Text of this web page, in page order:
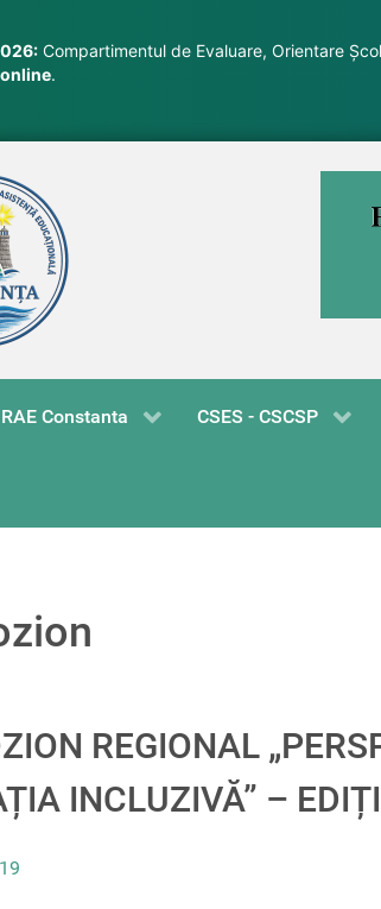
Compartimentul de Evaluare, Orientare
.
Constanta CSES - CSCSP
REGIONAL
INCLUZIVĂ” –